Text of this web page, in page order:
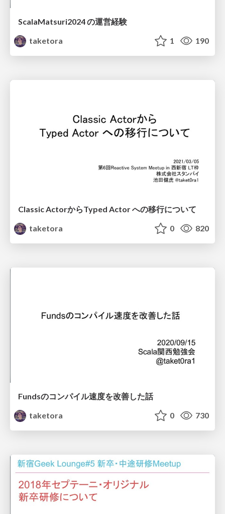
ScalaMatsuri2024 の運営経験
taketora
1 190
Classic ActorからTyped Actor への移行について
taketora
0 820
Fundsのコンパイル速度を改善した話
taketora
0 730